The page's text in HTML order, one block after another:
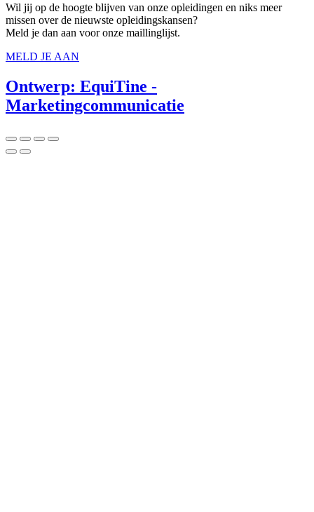
Wil jij op de hoogte blijven van onze opleidingen en niks meer
missen over de nieuwste opleidingskansen?
Meld je dan aan voor onze maillinglijst.
MELD JE AAN
Ontwerp: EquiTine -
Marketingcommunicatie